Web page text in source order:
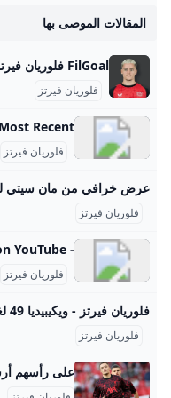
المقالات الموصى بها
فلوريان فيرتز
فلوريان فيرتز
فلوريان فيرتز
فلوريان فيرتز
فلوريان فيرتز